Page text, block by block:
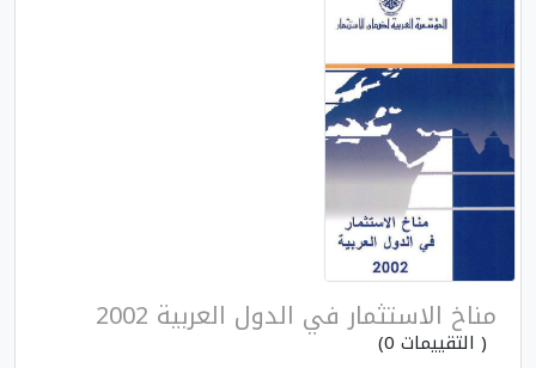
مناخ الاستثمار في الدول العربية 2002
( التقييمات 0)